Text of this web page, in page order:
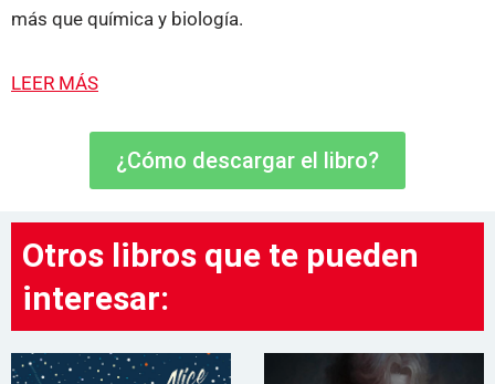
más que química y biología.
LEER MÁS
¿Cómo descargar el libro?
Otros libros que te pueden
interesar: